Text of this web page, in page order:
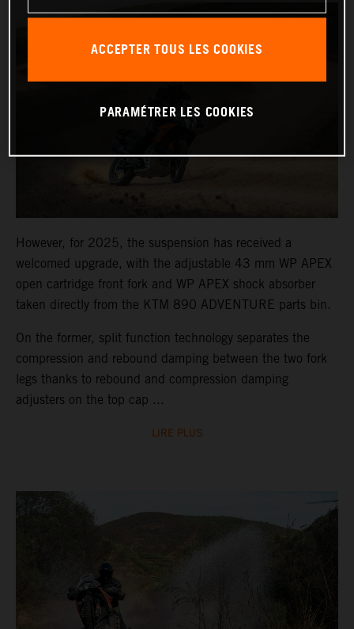
However, for 2025, the suspension has received a
welcomed upgrade, with the adjustable 43 mm WP APEX
open cartridge front fork and WP APEX shock absorber
taken directly from the KTM 890 ADVENTURE parts bin.
On the former, split function technology separates the
compression and rebound damping between the two fork
legs thanks to rebound and compression damping
adjusters on the top cap ...
LIRE PLUS
ACCEPTER TOUS LES COOKIES
PARAMÉTRER LES COOKIES